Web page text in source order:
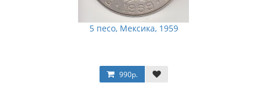
5 песо, Мексика, 1959
990р.